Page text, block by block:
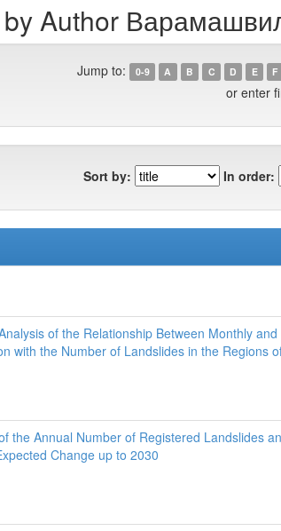
Author
Jump to: 0-9 A B C D E F
or enter
Sort by: In order:
of the Relationship Between Monthly
with the Number of Landslides in the Regions
the Annual Number of Registered Landslides
Change up to 2030